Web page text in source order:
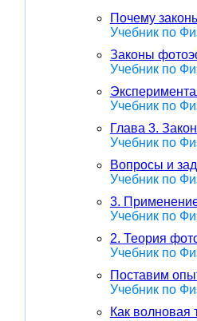
Почему
Учебник по
Законы
Учебник по
Учебник по
Глава 3.
Учебник по
Вопросы и
Учебник по
3.
Учебник по
2. Теория
Учебник по
Поставим
Учебник по
Как волновая